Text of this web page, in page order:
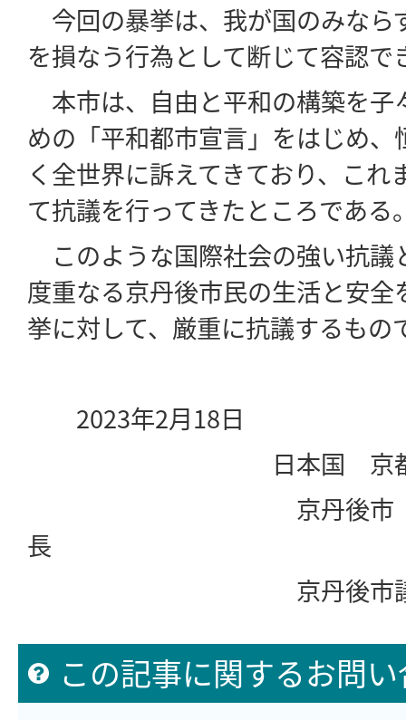
今回の暴挙は、我が国のみなら
を損なう行為として断じて容認で
本市は、自由と平和の構築を子
めの「平和都市宣言」をはじめ
く全世界に訴えてきており、これ
て抗議を行ってきたところである
このような国際社会の強い抗議
度重なる京丹後市民の生活と安
挙に対して、厳重に抗議するもの
2023年2月18日
日本国 京都
京丹後市
京丹後市議会
この記事に関するお問